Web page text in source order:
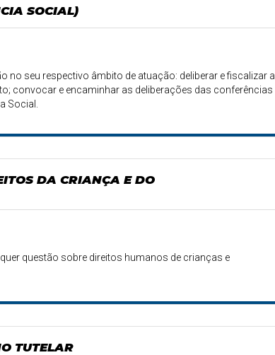
SOCIAL)
seu respectivo âmbito de atuação: deliberar e fiscalizar a
convocar e encaminhar as deliberações das conferências
Social.
DA CRIANÇA E DO
questão sobre direitos humanos de crianças e
TUTELAR